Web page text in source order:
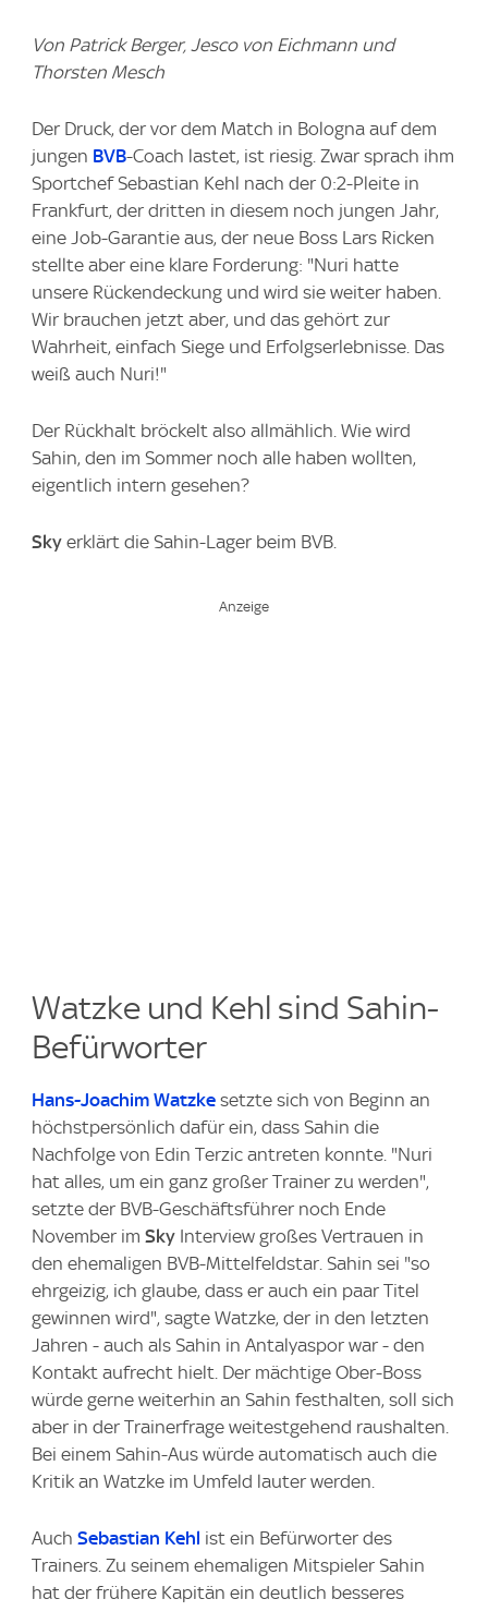
Von Patrick Berger, Jesco von Eichmann und
Thorsten Mesch
Der Druck, der vor dem Match in Bologna auf dem
jungen BVB-Coach lastet, ist riesig. Zwar sprach ihm
Sportchef Sebastian Kehl nach der 0:2-Pleite in
Frankfurt, der dritten in diesem noch jungen Jahr,
eine Job-Garantie aus, der neue Boss Lars Ricken
stellte aber eine klare Forderung: "Nuri hatte
unsere Rückendeckung und wird sie weiter haben.
Wir brauchen jetzt aber, und das gehört zur
Wahrheit, einfach Siege und Erfolgserlebnisse. Das
weiß auch Nuri!"
Der Rückhalt bröckelt also allmählich. Wie wird
Sahin, den im Sommer noch alle haben wollten,
eigentlich intern gesehen?
Sky erklärt die Sahin-Lager beim BVB.
Watzke und Kehl sind Sahin-
Befürworter
Hans-Joachim Watzke setzte sich von Beginn an
höchstpersönlich dafür ein, dass Sahin die
Nachfolge von Edin Terzic antreten konnte. "Nuri
hat alles, um ein ganz großer Trainer zu werden",
setzte der BVB-Geschäftsführer noch Ende
November im Sky Interview großes Vertrauen in
den ehemaligen BVB-Mittelfeldstar. Sahin sei "so
ehrgeizig, ich glaube, dass er auch ein paar Titel
gewinnen wird", sagte Watzke, der in den letzten
Jahren - auch als Sahin in Antalyaspor war - den
Kontakt aufrecht hielt. Der mächtige Ober-Boss
würde gerne weiterhin an Sahin festhalten, soll sich
aber in der Trainerfrage weitestgehend raushalten.
Bei einem Sahin-Aus würde automatisch auch die
Kritik an Watzke im Umfeld lauter werden.
Auch Sebastian Kehl ist ein Befürworter des
Trainers. Zu seinem ehemaligen Mitspieler Sahin
hat der frühere Kapitän ein deutlich besseres